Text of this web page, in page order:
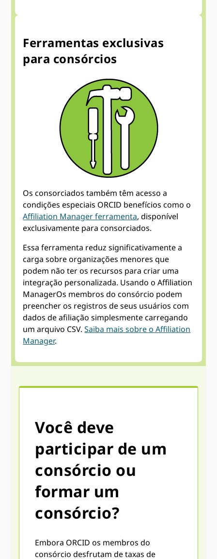
Ferramentas exclusivas
para consórcios
Os consorciados também têm acesso a
condições especiais ORCID benefícios como o
Affiliation Manager ferramenta, disponível
exclusivamente para consorciados.
Essa ferramenta reduz significativamente a
carga sobre organizações menores que
podem não ter os recursos para criar uma
integração personalizada. Usando o Affiliation
ManagerOs membros do consórcio podem
preencher os registros de seus usuários com
dados de afiliação simplesmente carregando
um arquivo CSV.Saiba mais sobre o Affiliation
Manager.
Você deve
participar de um
consórcio ou
formar um
consórcio?
Embora ORCID os membros do
consórcio desfrutam de taxas de